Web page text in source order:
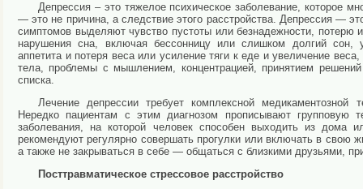
Депрессия – это тяжелое психическое заболевание, которое
— это не причина, а следствие этого расстройства. Депрессия —
симптомов выделяют чувство пустоты или безнадежности, потерю
нарушения сна, включая бессонницу или слишком долгий сон,
аппетита и потеря веса или усиление тяги к еде и увеличение
тела, проблемы с мышлением, концентрацией, принятием
списка.
Лечение депрессии требует комплексной медикаментозной
Нередко пациентам с этим диагнозом прописывают групповую
заболевания, на которой человек способен выходить из дома
рекомендуют регулярно совершать прогулки или включать в свою
а также не закрываться в себе — общаться с близкими друзьями,
Посттравматическое стрессовое расстройство